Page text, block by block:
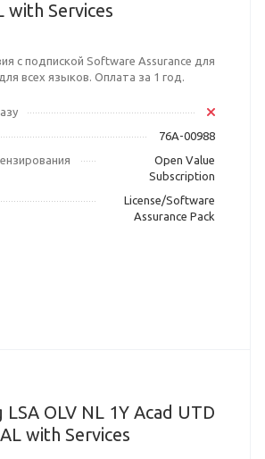
with Services
с подпиской Software Assurance для
всех языков. Оплата за 1 год.
76A-00988
Open Value
Subscription
License/Software
Assurance Pack
LSA OLV NL 1Y Acad UTD
with Services